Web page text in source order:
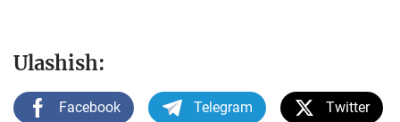
Ulashish:
Facebook Telegram Twitter